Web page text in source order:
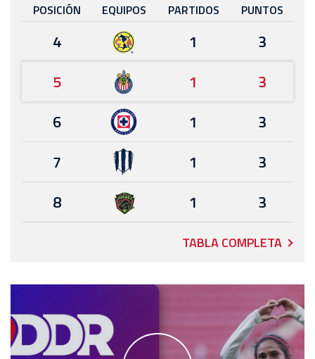
POSICIÓN EQUIPOS PARTIDOS PUNTOS
4 1
3
5
1
3
6
1
3
7
1
3
8
1 3
TABLA COMPLETA